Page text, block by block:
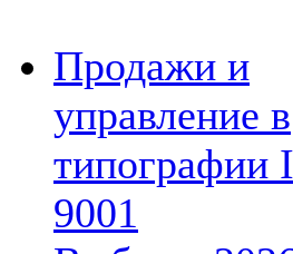
Продажи и
управление в
типографии
9001